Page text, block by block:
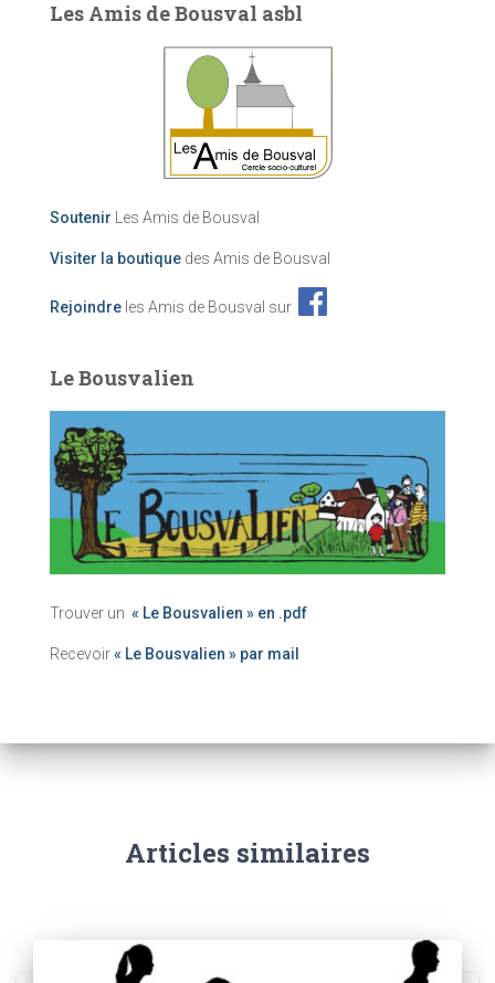
Les Amis de Bousval asbl
Soutenir Les Amis de Bousval
Visiter la boutique des Amis de Bousval
Rejoindre les Amis de Bousval sur
Le Bousvalien
Trouver un « Le Bousvalien » en .pdf
Recevoir« Le Bousvalien » par mail
Articles similaires